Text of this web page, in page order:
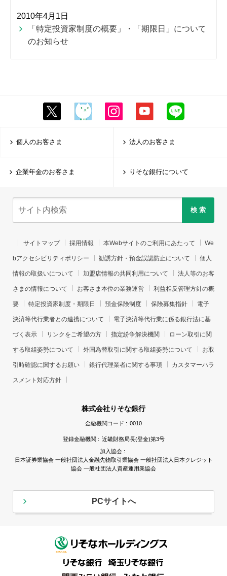
2010年4月1日
「特定投資家制度の概要」・「期限日」について
のお知らせ
個人のお客さま 法人のお客さま
企業年金のお客さま りそな銀行について
検 索
サイトマップ 採用情報 本Webサイトのご利用にあたって We
bアクセシビリティポリシー 勧誘方針・預金誤認防止について 個人
情報の取扱いについて 加盟店情報の共同利用について 法人等のお客
さまの情報について お客さま本位の業務運営 利益相反管理方針の概
要 特定投資家制度・期限日 預金保険制度 保険募集指針 電子
決済等代行業者との連携について 電子決済等代行業に係る銀行法に基
づく表示 リンクをご希望の方 指定紛争解決機関 ローン取引に関
する取組姿勢について 外国為替取引に関する取組姿勢について お取
引時確認に関するお願い 銀行代理業者に関する事項 カスタマーハラ
スメント対応方針
株式会社りそな銀行
金融機関コード : 0010
登録金融機関 : 近畿財務局長(登金)第3号
加入協会 :
日本証券業協会 一般社団法人金融先物取引業協会 一般社団法人日本クレジット
協会 一般社団法人資産運用業協会
PCサイトへ